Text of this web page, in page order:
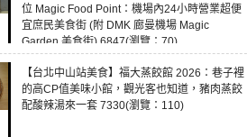
位 Magic Food Point：機場內24小時營業超便
宜庶民美食街 (附 DMK 廊曼機場 Magic
Garden 美食街) 6847(瀏覽：70)
【台北中山站美食】福大蒸餃館 2026：巷子裡
的高CP值美味小館，觀光客也知道，豬肉蒸餃
配酸辣湯來一套 7330(瀏覽：110)